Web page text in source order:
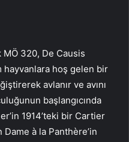
MÖ 320, De Causis
hayvanlara hoş gelen bir
avlanır ve avını
başlangıcında
1914’teki bir Cartier
à la Panthère’in